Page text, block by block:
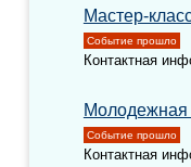
Мастер-
Событие прошло
Контактная
Молодежная
Событие прошло
Контактная